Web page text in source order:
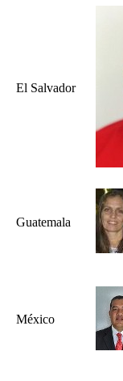
El Salvador
Guatemala
México